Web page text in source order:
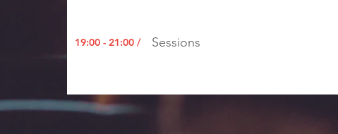
19:00 - 21:00 / Sessions